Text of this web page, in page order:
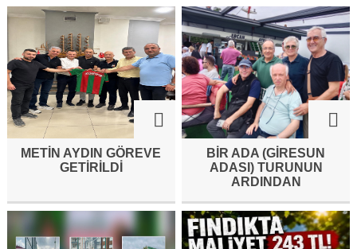
METİN AYDIN GÖREVE
GETİRİLDİ
BİR ADA (GİRESUN
ADASI) TURUNUN
ARDINDAN